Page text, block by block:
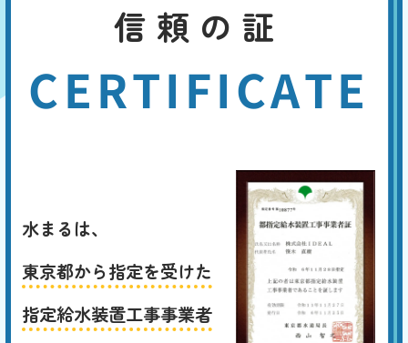
信頼の証
CERTIFICATE
水まるは、
東京都から指定を受けた
指定給水装置工事事業者